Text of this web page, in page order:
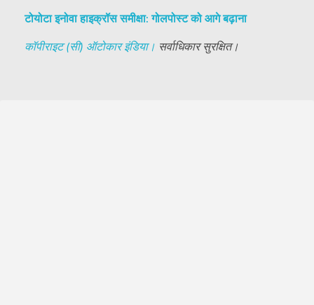
टोयोटा इनोवा हाइक्रॉस समीक्षा: गोलपोस्ट को आगे बढ़ाना
कॉपीराइट (सी) ऑटोकार इंडिया। सर्वाधिकार सुरक्षित।